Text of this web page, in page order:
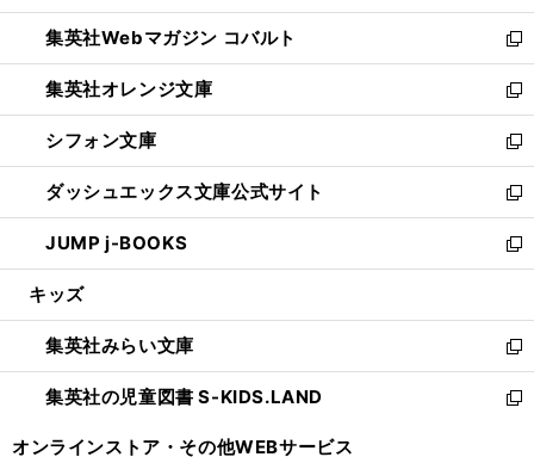
開
く
ウ
で
開
く
ン
ド
ウ
で
開
く
ウ
ィ
ン
ド
ウ
で
開
く
集英社Webマガジン コバルト
新
し
い
ウ
ィ
ン
ド
ウ
で
開
集英社オレンジ文庫
新
し
い
ウ
ィ
ン
ド
ウ
開
く
シフォン文庫
新
し
い
ウ
ィ
ン
ウ
で
開
く
ダッシュエックス文庫公式サイト
新
し
い
ウ
ン
ド
ウ
で
JUMP j-BOOKS
新
し
ウ
ィ
ン
ド
キッズ
集英社みらい文庫
新
し
い
集英社の児童図書 S-KIDS.LAND
新
オンラインストア・ その他WEBサービス